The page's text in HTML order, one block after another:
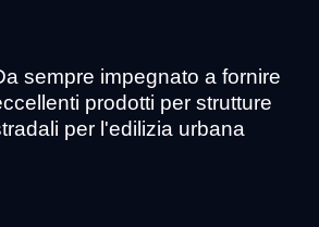
sempre impegnato a fornire
prodotti per strutture
per l'edilizia urbana